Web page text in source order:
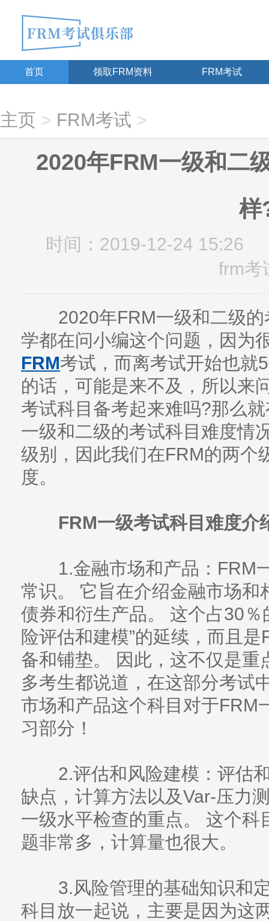
首页 领取FRM资料 FRM考试
主页 > FRM考试 >
2020年FRM一级和二
样
时间：2019-12-24 15:26
frm考
2020年FRM一级和二级的
学都在问小编这个问题，因为
FRM考试，而离考试开始也就
的话，可能是来不及，所以来
考试科目备考起来难吗?那么
一级和二级的考试科目难度情
级别，因此我们在FRM的两个
度。
FRM一级考试科目难度介
1.金融市场和产品：FRM
常识。 它旨在介绍金融市场
债券和衍生产品。 这个占30
险评估和建模”的延续，而且
备和铺垫。 因此，这不仅是
多考生都说道，在这部分考试
市场和产品这个科目对于FRM
习部分！
2.评估和风险建模：评估
缺点，计算方法以及Var-压力
一级水平检查的重点。 这个
题非常多，计算量也很大。
3.风险管理的基础知识和
科目放一起说，主要是因为这